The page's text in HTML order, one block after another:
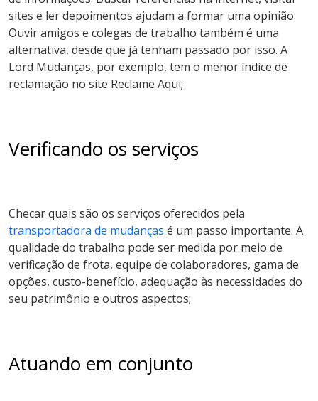
sites e ler depoimentos ajudam a formar uma opinião.
Ouvir amigos e colegas de trabalho também é uma
alternativa, desde que já tenham passado por isso. A
Lord Mudanças, por exemplo, tem o menor índice de
reclamação no site Reclame Aqui;
Verificando os serviços
Checar quais são os serviços oferecidos pela
transportadora de mudanças é um passo importante. A
qualidade do trabalho pode ser medida por meio de
verificação de frota, equipe de colaboradores, gama de
opções, custo-benefício, adequação às necessidades do
seu patrimônio e outros aspectos;
Atuando em conjunto